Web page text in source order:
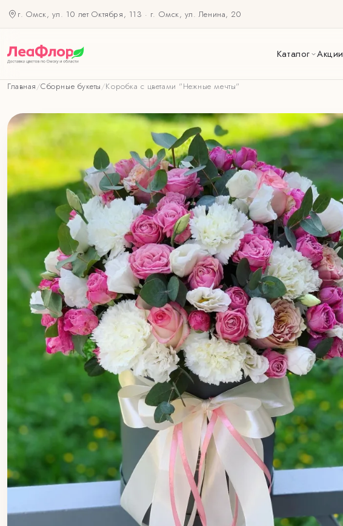
г. Омск, ул. 10 лет Октября, 113 · г. Омск, ул. Ленина, 20
Каталог Акции
Главная/Сборные букеты/Коробка с цветами "Нежные мечты"